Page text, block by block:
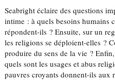
Seabright éclaire des questions
intime : à quels besoins humains
répondent-ils ? Ensuite, sur un
les religions se déploient-elles ?
produire du sens de la vie ?
quels sont les usages et abus
pauvres croyants donnent-ils aux